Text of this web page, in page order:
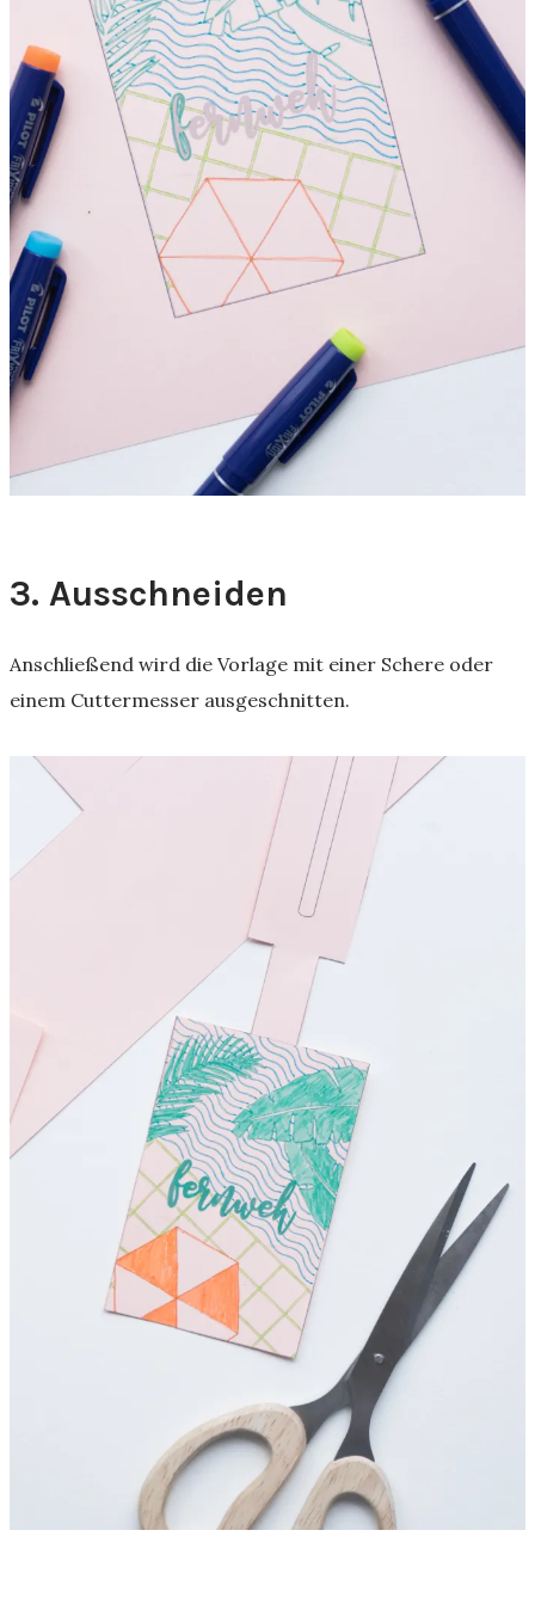
3. Ausschneiden
Anschließend wird die Vorlage mit einer Schere oder
einem Cuttermesser ausgeschnitten.